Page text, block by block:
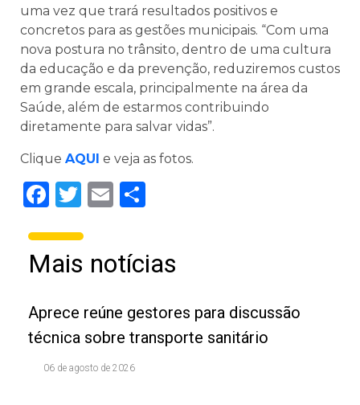
uma vez que trará resultados positivos e
concretos para as gestões municipais. “Com uma
nova postura no trânsito, dentro de uma cultura
da educação e da prevenção, reduziremos custos
em grande escala, principalmente na área da
Saúde, além de estarmos contribuindo
diretamente para salvar vidas”.
Clique AQUI e veja as fotos.
Facebook
Twitter
Email
Mais notícias
Aprece reúne gestores para discussão
técnica sobre transporte sanitário
06 de agosto de 2026